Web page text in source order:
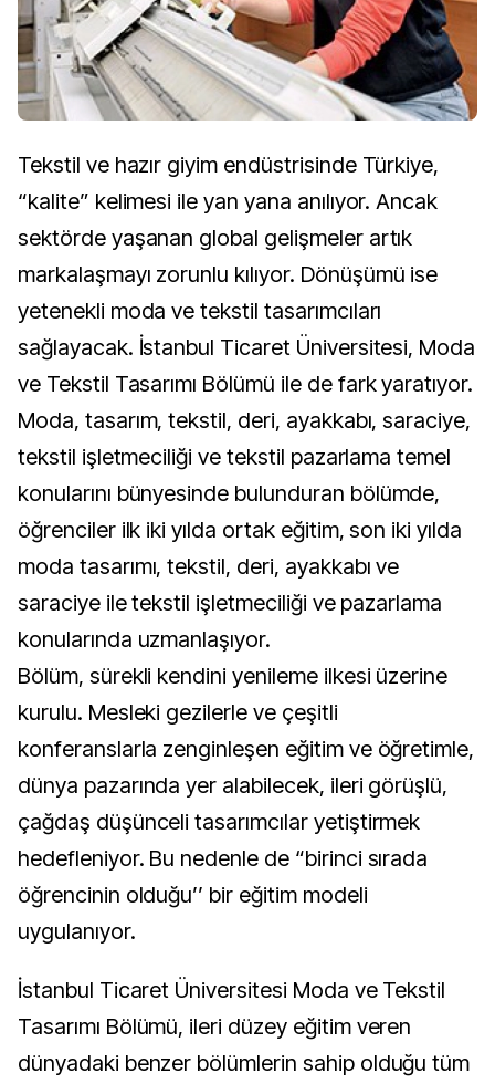
Tekstil ve hazır giyim endüstrisinde Türkiye,
“kalite” kelimesi ile yan yana anılıyor. Ancak
sektörde yaşanan global gelişmeler artık
markalaşmayı zorunlu kılıyor. Dönüşümü ise
yetenekli moda ve tekstil tasarımcıları
sağlayacak. İstanbul Ticaret Üniversitesi, Moda
ve Tekstil Tasarımı Bölümü ile de fark yaratıyor.
Moda, tasarım, tekstil, deri, ayakkabı, saraciye,
tekstil işletmeciliği ve tekstil pazarlama temel
konularını bünyesinde bulunduran bölümde,
öğrenciler ilk iki yılda ortak eğitim, son iki yılda
moda tasarımı, tekstil, deri, ayakkabı ve
saraciye ile tekstil işletmeciliği ve pazarlama
konularında uzmanlaşıyor.
Bölüm, sürekli kendini yenileme ilkesi üzerine
kurulu. Mesleki gezilerle ve çeşitli
konferanslarla zenginleşen eğitim ve öğretimle,
dünya pazarında yer alabilecek, ileri görüşlü,
çağdaş düşünceli tasarımcılar yetiştirmek
hedefleniyor. Bu nedenle de “birinci sırada
öğrencinin olduğu’’ bir eğitim modeli
uygulanıyor.
İstanbul Ticaret Üniversitesi Moda ve Tekstil
Tasarımı Bölümü, ileri düzey eğitim veren
dünyadaki benzer bölümlerin sahip olduğu tüm